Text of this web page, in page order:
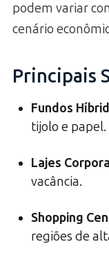
podem variar
cenário
Principais
Fundos
tijolo e papel.
Lajes
vacância.
Shopping
regiões de